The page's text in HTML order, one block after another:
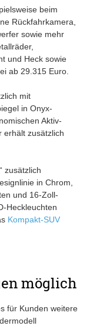
beim
Rückfahrkamera,
sowie mehr
und Heck sowie
ab 29.315 Euro.
mit
in Onyx-
Aktiv-
erhält zusätzlich
zusätzlich
in Chrom,
und 16-Zoll-
Heckleuchten
Kompakt-SUV
möglich
für Kunden weitere